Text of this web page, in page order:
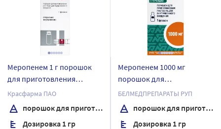
Меропенем 1 г порошок
для приготовления
раствора для
внутривенного введения
флакон 1 шт.
Красфарма ПАО
порошок для приготовления раствора
Дозировка 1 гр
Меропенем 1000 мг
порошок для
приготовления раствора
флакон 1 шт.
БЕЛМЕДПРЕПАРАТЫ РУП
порошок для приготовления раствора
Дозировка 1 гр